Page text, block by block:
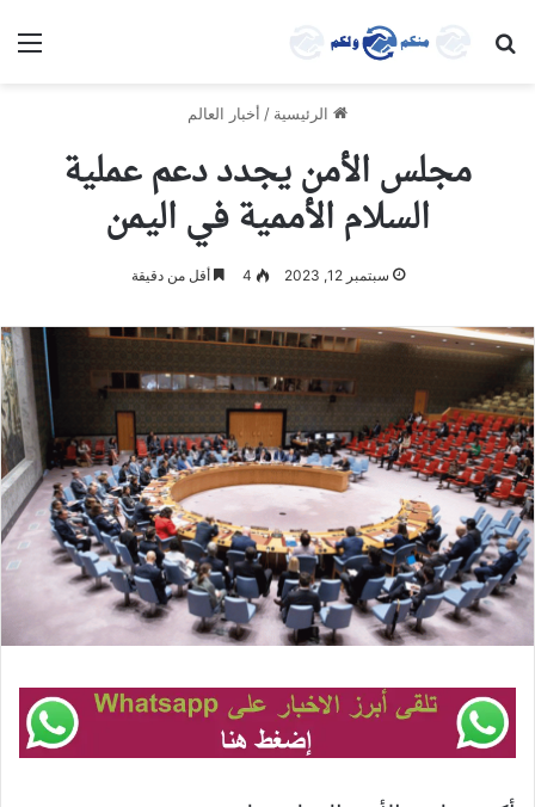
بحث عن
الرئيسية / أخبار العالم
مجلس الأمن يجدد دعم عملية
السلام الأممية في اليمن
سبتمبر 12, 2023 4 أقل من دقيقة